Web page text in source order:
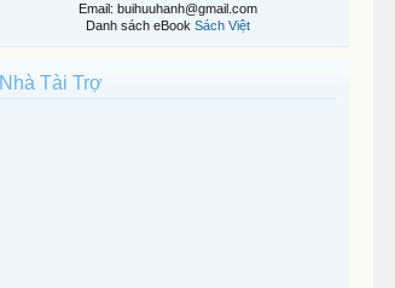
Email: buihuuhanh@gmail.com
Danh sách eBook Sách Việt
Nhà Tài Trợ